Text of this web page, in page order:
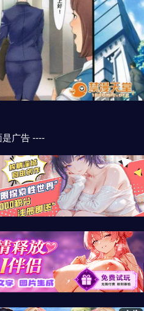
是广告 ----